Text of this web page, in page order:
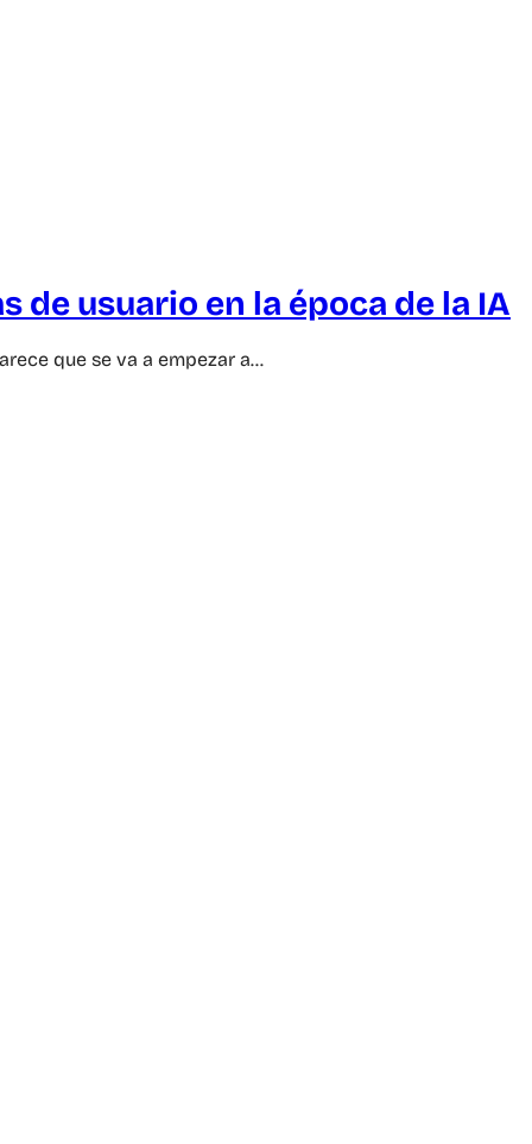
de usuario en la época de la IA
que se va a empezar a…